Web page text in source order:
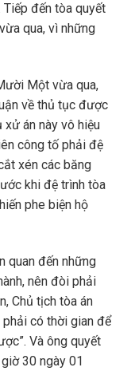
đến tòa quyết
qua, vì những
Một vừa qua,
về thủ tục được
án này vô hiệu
công tố phải đệ
xén các băng
khi đệ trình tòa
phe biện hộ
quan đến những
nên đòi phải
Chủ tịch tòa án
phải có thời gian để
Và ông quyết
30 ngày 01